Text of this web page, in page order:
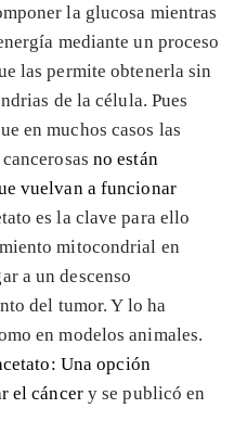
la glucosa mientras
mediante un proceso
las permite obtenerla sin
de la célula. Pues
en muchos casos las
no están
vuelvan a funcionar
es la clave para ello
mitocondrial en
a un descenso
del tumor. Y lo ha
en modelos animales.
Una opción
el cáncer y se publicó en